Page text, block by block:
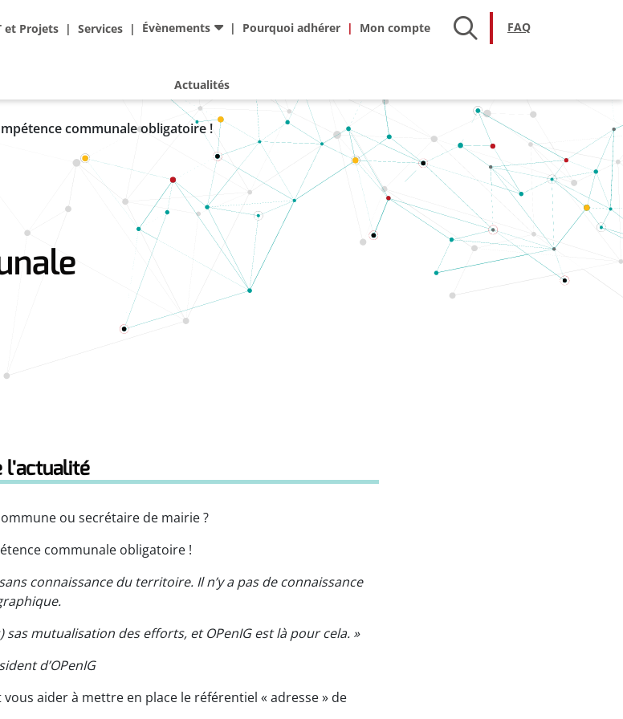
et Projets Services Évènements
Actualités
Adhésion
Pourquoi adhérer FAQFAQ
communale obligatoire !
l'actualité
ou secrétaire de mairie ?
communale obligatoire !
connaissance du territoire. Il n’y a pas de connaissance
sas mutualisation des efforts, et OPenIG est là pour cela. »
d’OPenIG
vous aider à mettre en place le référentiel « adresse » de